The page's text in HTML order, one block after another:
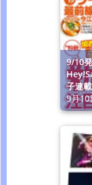
9/10
子連
9月10